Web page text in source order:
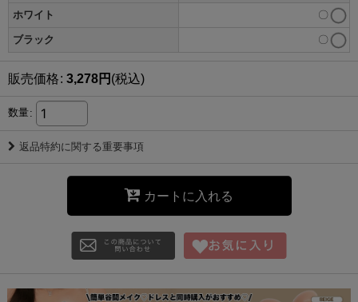
ホワイト 〇
ブラック 〇
販売価格: 3,278円 (税込)
数量:
返品特約に関する重要事項
カートに入れる